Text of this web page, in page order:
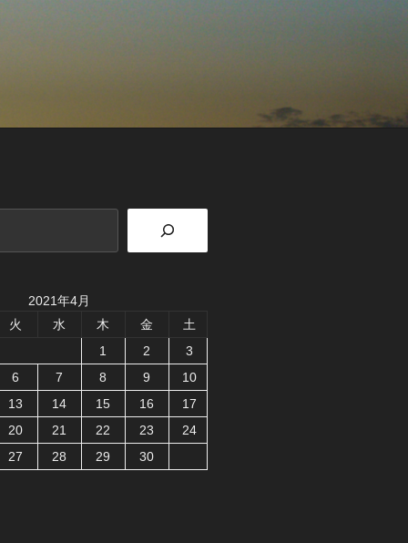
2021年4月
火 水 木 金
土
1
2
3
6 7 8 9
10
13 14 15 16
17
20 21 22 23
24
27 28 29
30